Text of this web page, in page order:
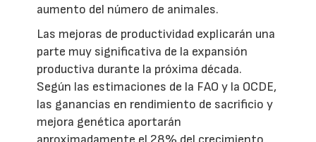
aumento del número de animales.
Las mejoras de productividad explicarán una
parte muy significativa de la expansión
productiva durante la próxima década.
Según las estimaciones de la FAO y la OCDE,
las ganancias en rendimiento de sacrificio y
mejora genética aportarán